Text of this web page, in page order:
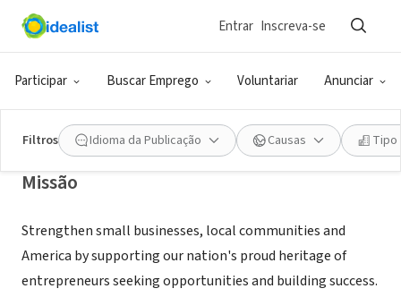
Participar Buscar Emprego Voluntariar Anunciar
Entrar Inscreva-se
Filtros Idioma da Publicação Causas Tipo
ONG (SETOR SOCIAL)
Charleston WV SCORE
Missão
Strengthen small businesses, local communities and
America by supporting our nation's proud heritage of
entrepreneurs seeking opportunities and building success.